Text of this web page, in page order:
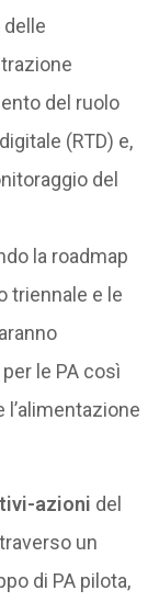
del ruolo
(RTD) e,
del
la roadmap
triennale e le
per le PA così
azioni del
un
di PA pilota,